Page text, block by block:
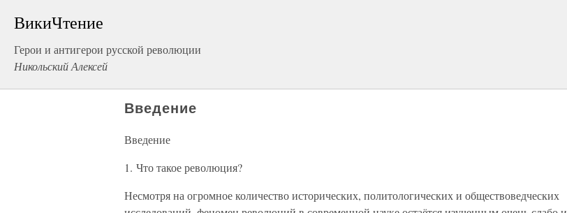
ВикиЧтение
Герои и антигерои русской революции
Никольский Алексей
Введение
Введение
1. Что такое революция?
Несмотря на огромное количество исторических, политологических и обществоведческих